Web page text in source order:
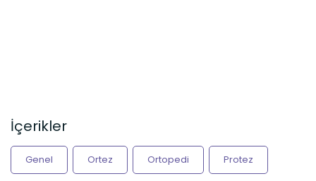
İçerikler
Genel Ortez Ortopedi Protez